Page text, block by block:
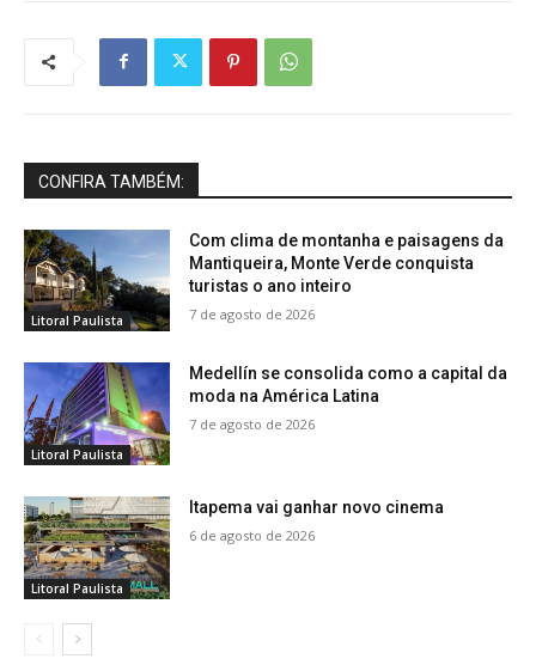
CONFIRA TAMBÉM:
Litoral Paulista
Com clima de montanha e paisagens da
Mantiqueira, Monte Verde conquista
turistas o ano inteiro
7 de agosto de 2026
Litoral Paulista
Medellín se consolida como a capital da
moda na América Latina
7 de agosto de 2026
Litoral Paulista
Itapema vai ganhar novo cinema
6 de agosto de 2026